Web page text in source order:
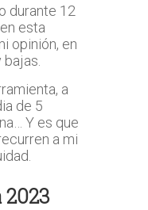
durante 12
esta
opinión, en
a
de 5
Y es que
a mi
2023